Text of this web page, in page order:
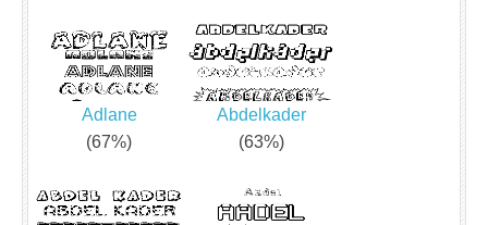
Adlane
(67%)
Abdelkader
(63%)